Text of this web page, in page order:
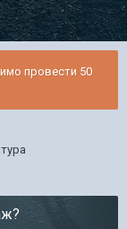
провести 50